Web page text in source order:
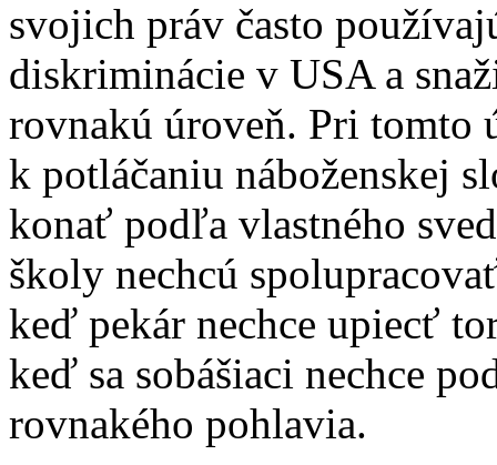
svojich práv často
diskriminácie v USA a
rovnakú úroveň. Pri tomto
k potláčaniu náboženskej
konať podľa vlastného
školy nechcú
keď pekár nechce upiecť
keď sa sobášiaci nechce
rovnakého pohlavia.